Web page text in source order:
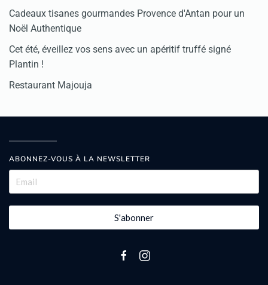
Cadeaux tisanes gourmandes Provence d'Antan pour un
Noël Authentique
Cet été, éveillez vos sens avec un apéritif truffé signé
Plantin !
Restaurant Majouja
ABONNEZ-VOUS À LA NEWSLETTER
S'abonner